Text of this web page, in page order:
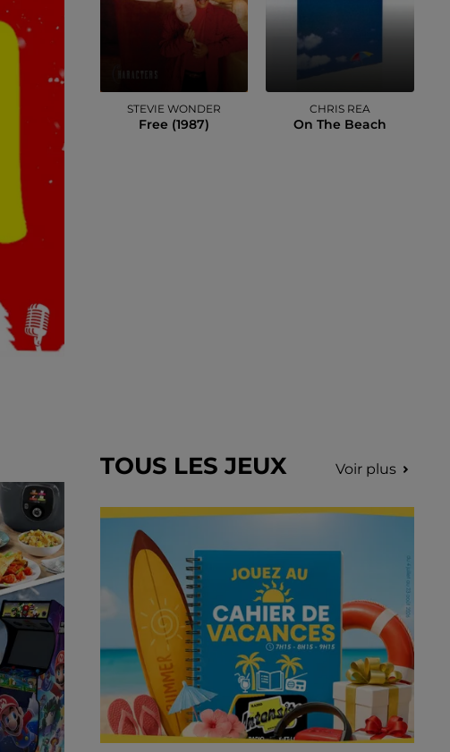
STEVIE WONDER
Free (1987)
CHRIS REA
On The Beach
TOUS LES JEUX Voir plus